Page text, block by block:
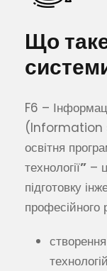
Що
F6 –
(Information
освітня
технології” –
підготовку
професійного